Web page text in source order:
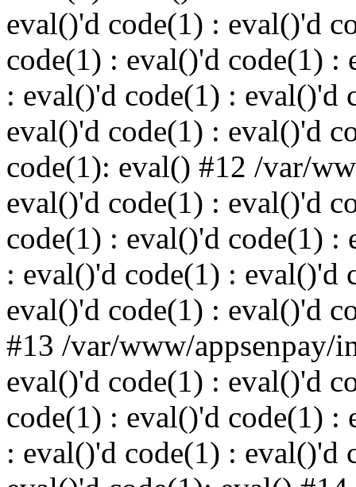
eval()'d code(1) : eval()'d
code(1) : eval()'d code(1) :
: eval()'d code(1) : eval()'d
eval()'d code(1) : eval()'d
code(1): eval() #12 /var/
eval()'d code(1) : eval()'d
code(1) : eval()'d code(1) :
: eval()'d code(1) : eval()'d
eval()'d code(1) : eval()'d
#13 /var/www/appsenpay/
eval()'d code(1) : eval()'d
code(1) : eval()'d code(1) :
: eval()'d code(1) : eval()'d